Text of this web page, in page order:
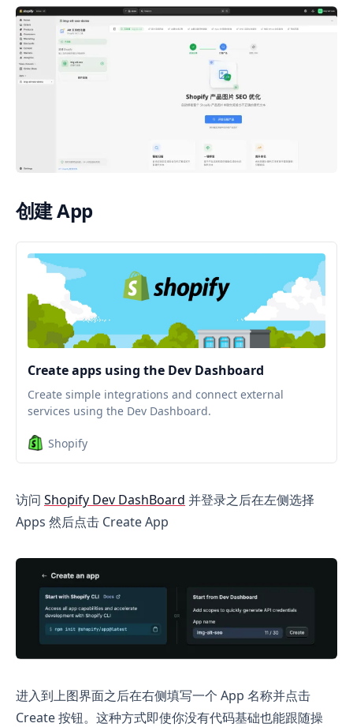
创建 App
Create apps using the Dev Dashboard
Create simple integrations and connect external
services using the Dev Dashboard.
Shopify
访问 Shopify Dev DashBoard 并登录之后在左侧选择
Apps 然后点击 Create App
进入到上图界面之后在右侧填写一个 App 名称并点击
Create 按钮。这种方式即使你没有代码基础也能跟随操